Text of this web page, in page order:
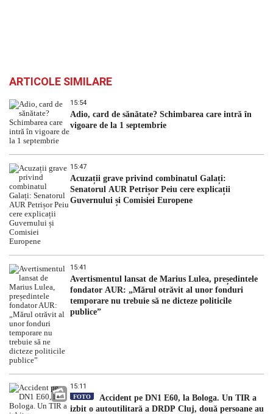
ARTICOLE SIMILARE
15:54
Adio, card de sănătate? Schimbarea care intră în
vigoare de la 1 septembrie
15:47
Acuzații grave privind combinatul Galați:
Senatorul AUR Petrișor Peiu cere explicații
Guvernului și Comisiei Europene
15:41
Avertismentul lansat de Marius Lulea, președintele
fondator AUR: „Mărul otrăvit al unor fonduri
temporare nu trebuie să ne dicteze politicile
publice”
15:11
FOTO
Accident pe DN1 E60, la Bologa. Un TIR a
izbit o autoutilitară a DRDP Cluj, două persoane au